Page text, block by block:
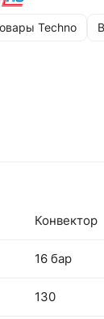
Techno
Конвектор
16 бар
130